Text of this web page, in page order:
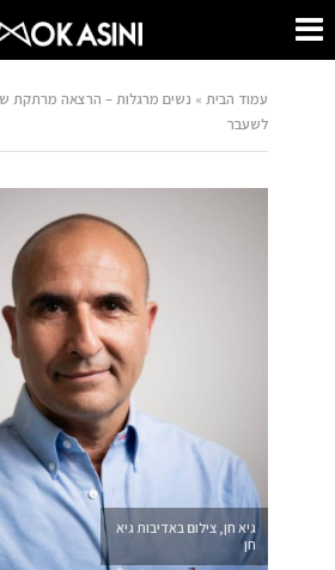
עמוד הבית » נשים מרגלות – הרצאה מרתקת
לשעבר
גיא חן, צילום באדיבות גיא
חן